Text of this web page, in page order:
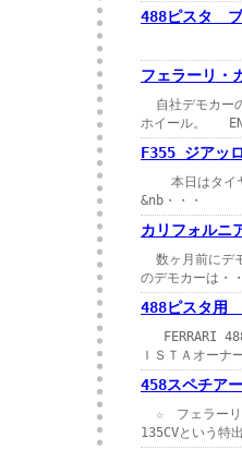
488ピスタ ブ
今回
フェラーリ・
自社デモカー
ホイール。
F355 ジアッ
本日はタイヤ
&nb・・・
カリフォル
数ヶ月前にデ
のデモカーは・
488ピスタ用
FERRARI 488
ＩＳＴＡオー
458スペチア
☆ フェラーリ
135CVという特